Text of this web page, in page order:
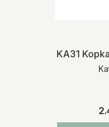
KA31